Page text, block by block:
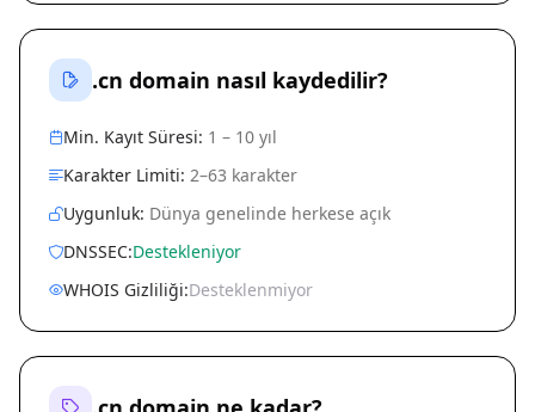
.cn domain nasıl kaydedilir?
Min. Kayıt Süresi: 1 – 10 yıl
Karakter Limiti: 2–63 karakter
Uygunluk: Dünya genelinde herkese açık
DNSSEC:Destekleniyor
WHOIS Gizliliği:Desteklenmiyor